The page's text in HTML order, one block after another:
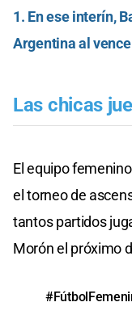
1. En ese interín,
Argentina al
Las chicas
El equipo
el torneo de
tantos partidos
Morón el próximo